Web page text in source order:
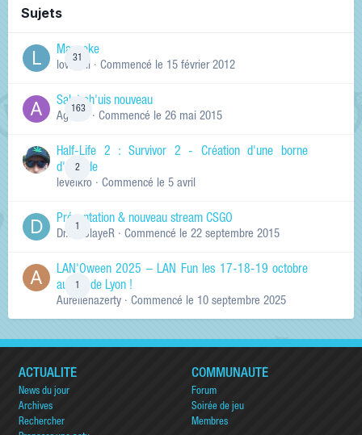
Sujets
31
Manneke
lowskill · Commencé le 15 février 2012
163
Salut ch'uis nouveau
Ag0Nie · Commencé le 26 mai 2015
2
Half-Life 2 : Survivor 2 - Création d'une borne
d'arcade
levelkro · Commencé le 5 avril
Présentation & nouveau stream CSGO
Dr.KinSlayeR · Commencé le 22 septembre 2015
LAN'Oween 2025 – LAN Fun les 17-18-19 octobre
au sud de Lyon !
Aurelienazerty · Commencé le 10 septembre 2025
ACTUALITÉ
News du jour
Archives
Rechercher
COMMUNAUTÉ
Forum
Soirée de jeu
Membres